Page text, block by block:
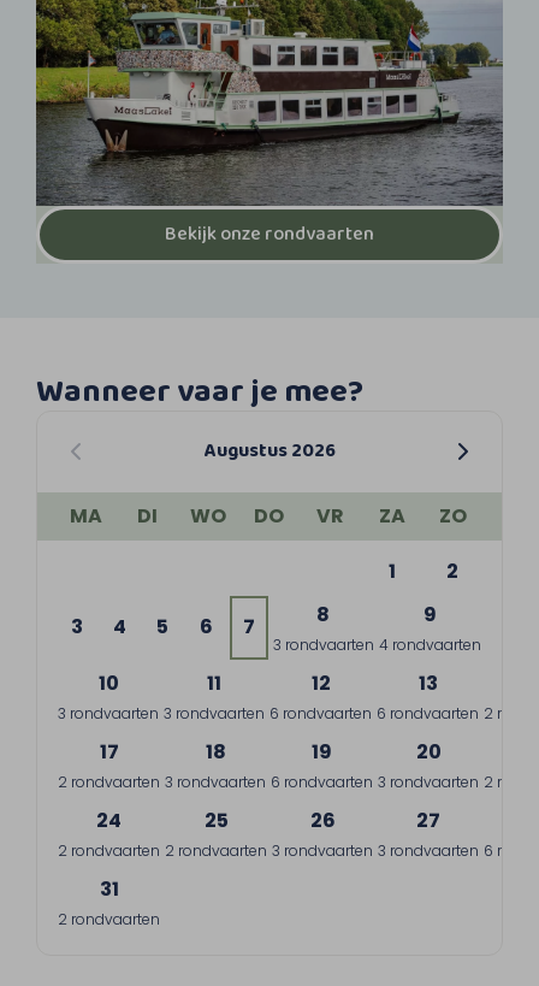
Bekijk onze rondvaarten
Wanneer vaar je mee?
Augustus 2026
MA DI WO DO VR ZA
ZO
1
2
3 4 5 6 7 8
3 rondvaarten
9
4 rondvaarten
10
3 rondvaarten
11
3 rondvaarten
12
6 rondvaarten
13
6 rondvaarten 2
17
2 rondvaarten
18
3 rondvaarten
19
6 rondvaarten
20
3 rondvaarten 2
24
2 rondvaarten
25
2 rondvaarten
26
3 rondvaarten
27
3 rondvaarten 6
31
2 rondvaarten